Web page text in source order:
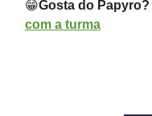
😁Gosta do Papyro?
com a turma